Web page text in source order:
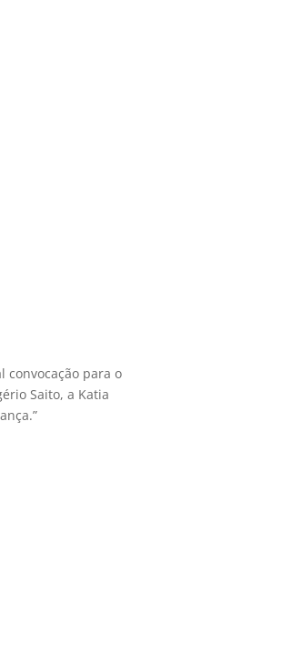
convocação para o
Saito, a Katia